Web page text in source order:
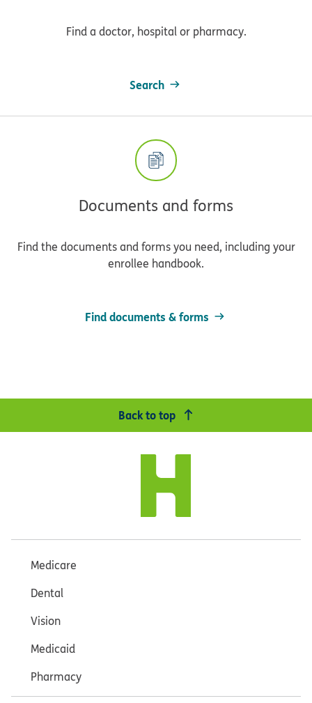
Find a doctor, hospital or pharmacy.
Search
Documents and forms
Find the documents and forms you need, including your
enrollee handbook.
Find documents & forms
Back to top
Medicare
Dental
Vision
Medicaid
Pharmacy